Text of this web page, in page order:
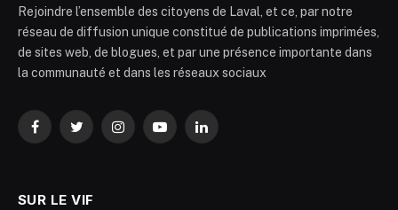
Rejoindre l’ensemble des citoyens de Laval, et ce, par notre
réseau de diffusion unique constitué de publications imprimées,
de sites web, de blogues, et par une présence importante dans
la communauté et dans les réseaux sociaux
FacebookTwitterInstagramYouTubeLinkedIn
SUR LE VIF